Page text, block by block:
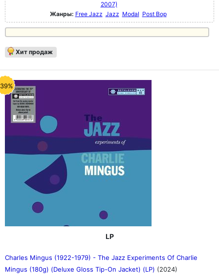
2007)
Жанры: Free Jazz Jazz Modal Post Bop
Хит продаж
LP
Charles Mingus (1922-1979) - The Jazz Experiments Of Charlie
Mingus (180g) (Deluxe Gloss Tip-On Jacket) (LP) (2024)